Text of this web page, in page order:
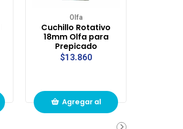
Olfa
Cuchillo Rotativo
18mm Olfa para
Prepicado
$13.860
Agregar al